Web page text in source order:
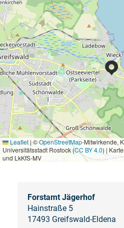
Leaflet | ©OpenStreetMap-Mitwirkende,
Universitätsstadt Rostock (CC BY 4.0) |
und LkKfS-MV
Forstamt Jägerhof
Hainstraße 5
17493 Greifswald-Eldena